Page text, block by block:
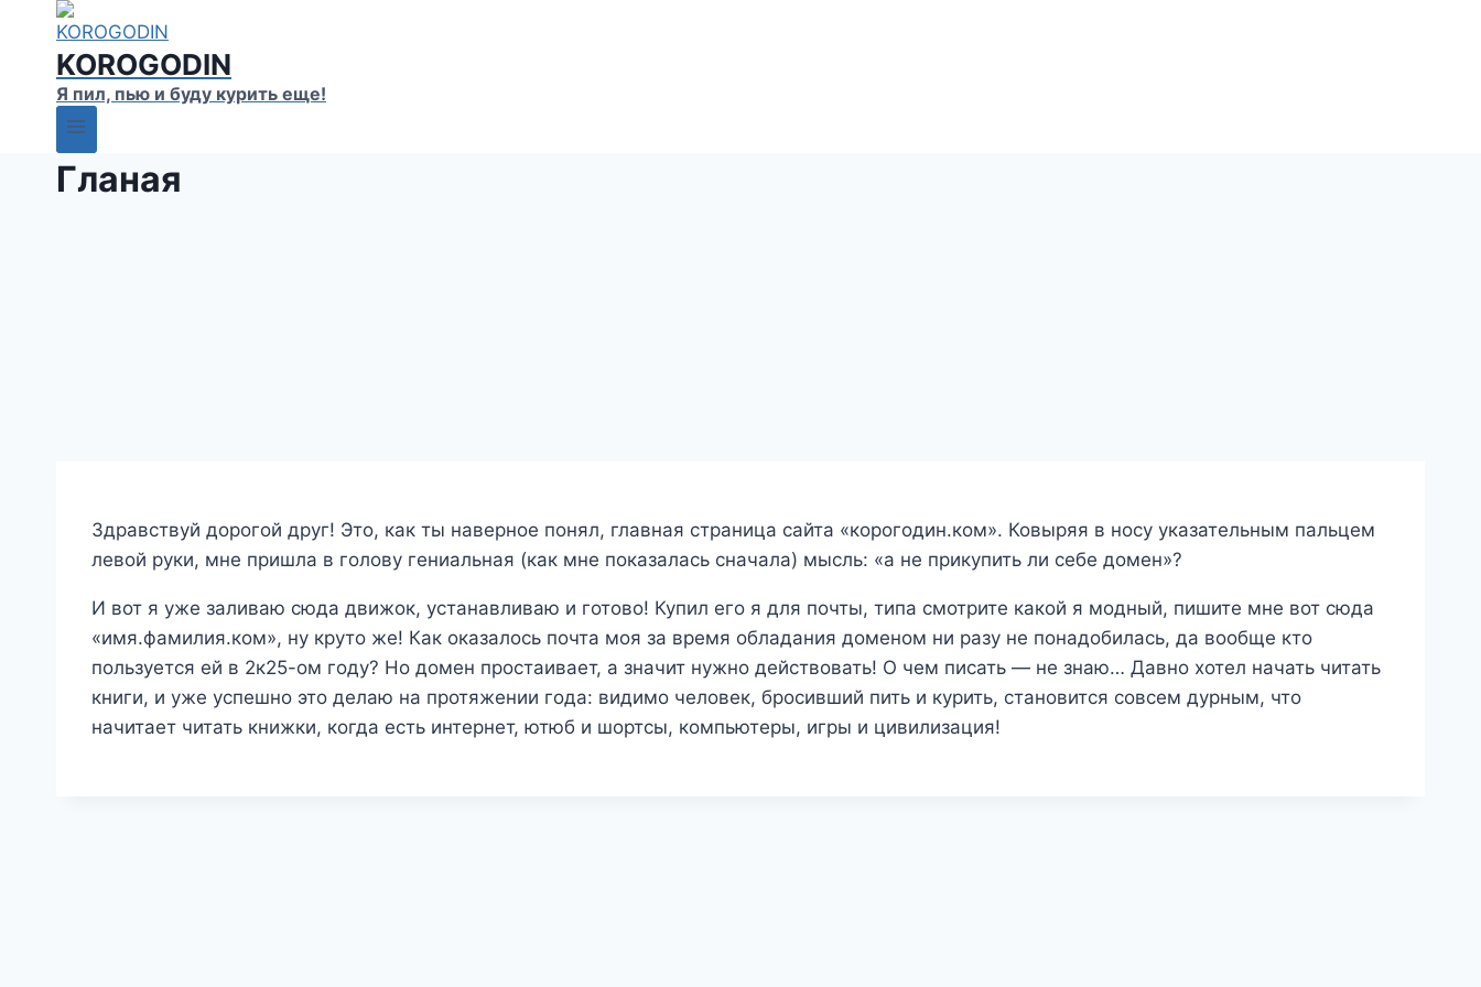
Перейти
содержимому
KOROGODIN
Я пил, пью и буду курить еще!
Гланая
Здравствуй дорогой друг! Это, как ты наверное понял, главная страница сайта «корогодин.ком». Ковыряя в носу указательным пальцем
левой руки, мне пришла в голову гениальная (как мне показалась сначала) мысль: «а не прикупить ли себе домен»?
И вот я уже заливаю сюда движок, устанавливаю и готово! Купил его я для почты, типа смотрите какой я модный, пишите мне вот сюда
«имя.фамилия.ком», ну круто же! Как оказалось почта моя за время обладания доменом ни разу не понадобилась, да вообще кто
пользуется ей в 2к25-ом году? Но домен простаивает, а значит нужно действовать! О чем писать — не знаю… Давно хотел начать читать
книги, и уже успешно это делаю на протяжении года: видимо человек, бросивший пить и курить, становится совсем дурным, что
начитает читать книжки, когда есть интернет, ютюб и шортсы, компьютеры, игры и цивилизация!